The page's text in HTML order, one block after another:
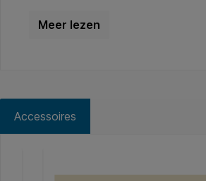
gaats ponsing, zijn deze
Accessoires